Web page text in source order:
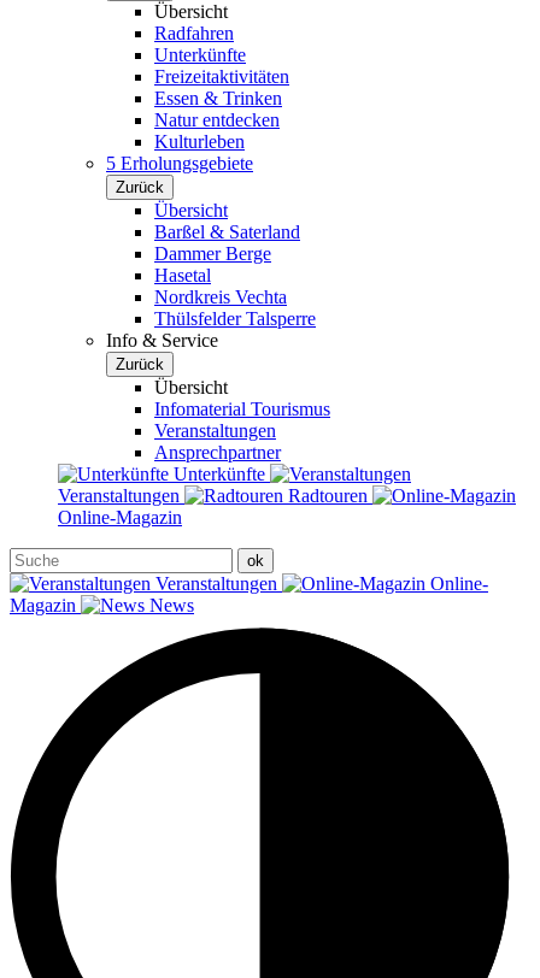
Übersicht
Radfahren
Unterkünfte
Freizeitaktivitäten
Essen & Trinken
Natur entdecken
Kulturleben
5 Erholungsgebiete
Zurück
Übersicht
Barßel & Saterland
Dammer Berge
Hasetal
Nordkreis Vechta
Thülsfelder Talsperre
Info & Service
Zurück
Übersicht
Infomaterial Tourismus
Veranstaltungen
Ansprechpartner
Unterkünfte
Veranstaltungen
Radtouren
Online-Magazin
Veranstaltungen
Online-
Magazin
News